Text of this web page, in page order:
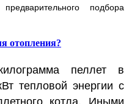
подбора
отопления?
пеллет в
тепловой энергии с
котла. Иными